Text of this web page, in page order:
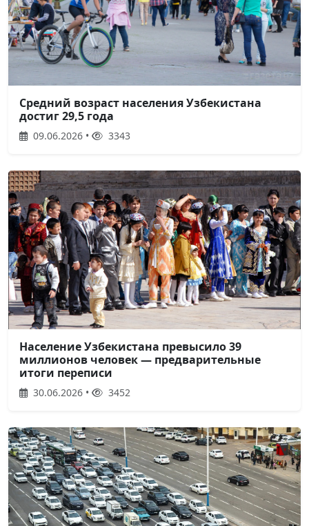
Средний возраст населения Узбекистана
достиг 29,5 года
09.06.2026 • 3343
Население Узбекистана превысило 39
миллионов человек — предварительные
итоги переписи
30.06.2026 • 3452